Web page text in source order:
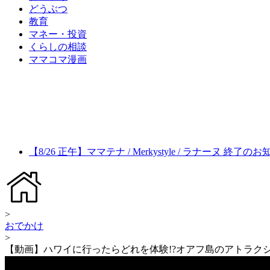
どうぶつ
教育
マネー・投資
くらしの相談
ママコマ漫画
【8/26 正午】ママテナ / Merkystyle / ラナーヌ 終了のお
>
おでかけ
>
【動画】ハワイに行ったらどれを体験!?オアフ島のアトラク